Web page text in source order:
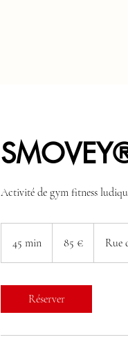
Activité de gym fitness
45 min
5
n
85 € Rue
Réserver